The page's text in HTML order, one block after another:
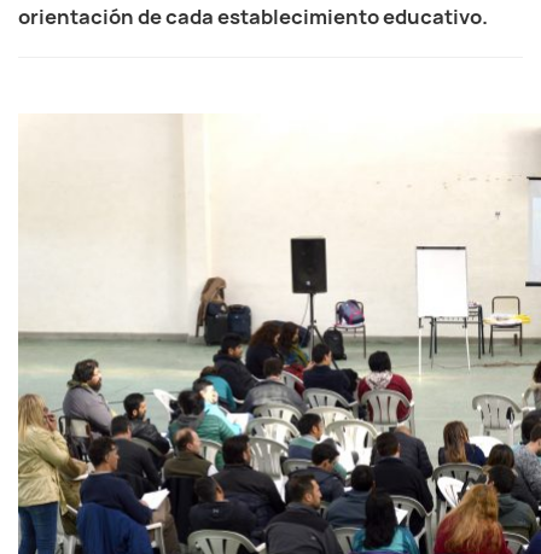
orientación de cada establecimiento educativo.